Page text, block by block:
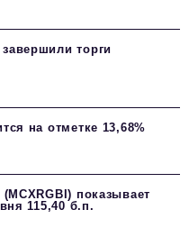
торги
на отметке 13,68%
показывает
115,40 б.п.